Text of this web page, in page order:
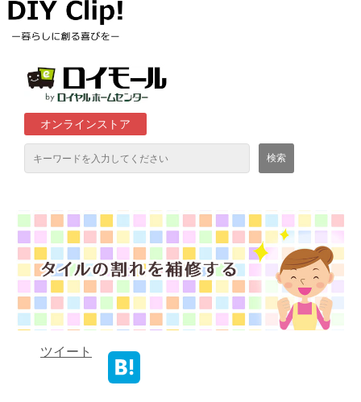
オンラインストア
ロイヤルホームセンター店舗
ツイート